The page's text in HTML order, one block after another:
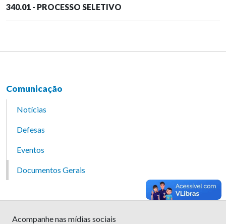
340.01 - PROCESSO SELETIVO
Comunicação
Notícias
Defesas
Eventos
Documentos Gerais
Acompanhe nas mídias sociais